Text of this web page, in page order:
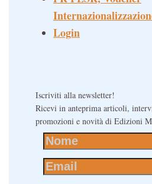
Login
Iscriviti alla newsletter!
Ricevi in anteprima articoli,
promozioni e novità di Edizioni